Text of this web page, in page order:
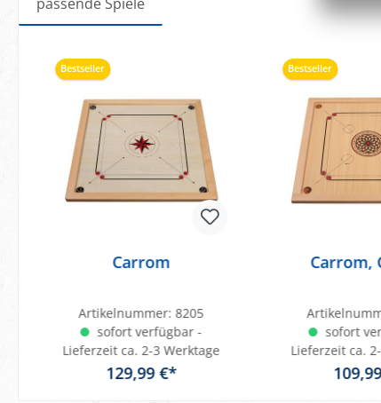
Bestseller
Carrom
Artikelnummer:8205
sofort verfügbar -
Lieferzeit ca. 2-3 Werktage
129,99 €*
Bestseller
Carrom,
sofort
Lieferzeit ca.